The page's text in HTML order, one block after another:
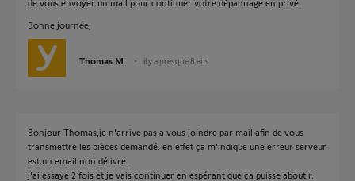
de vous envoyer un mail pour continuer votre dépannage en privé.
Bonne journée,
Thomas M. il y a presque 8 ans
Bonjour Thomas,je n'arrive pas a vous joindre par mail afin de vous
transmettre les pièces demandé. en effet ça m'indique une erreur serveur
est un email non délivré.
j'ai essayé 2 fois et je vais continuer en espérant que ça puisse aboutir.